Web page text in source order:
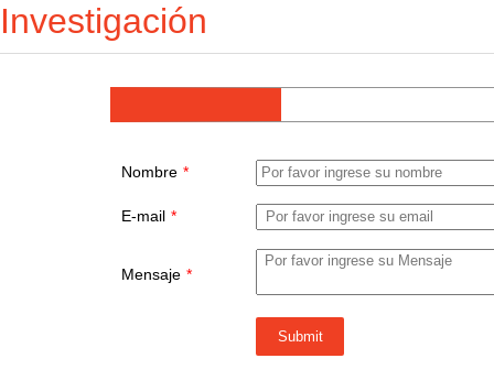
Investigación
Nombre *
E-mail *
Mensaje *